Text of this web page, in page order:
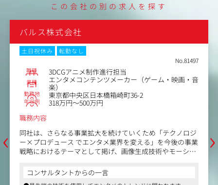
この会社の別の求人を探す
‹
バルス株式会社
土日祝休み
転勤なし
No.81497
職種 3DCGアニメ制作進行担当
業種
エンタメコンテンツメーカー（ゲーム・映画・音
楽）
勤務地 東京都中央区日本橋箱崎町36-2
年収例
318万円～500万円
職務内容
同社は、さらなる事業拡大を続けていくため「テクノロジ
ー×プロデュース でエンタメ業界を変える」を今後の事業
戦略におけるテーマとして掲げ、画像生成技術やモーショ
めています。その一環として、新たに画像生成技術を用い
た映像制作を行うプロジェクトを立ち上げました。
コンサルタントからの一言
›